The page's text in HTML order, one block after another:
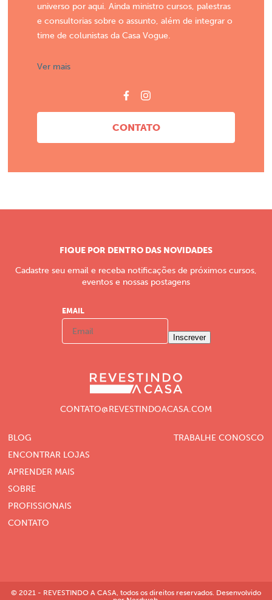
universo por aqui. Ainda ministro cursos, palestras
e consultorias sobre o assunto, além de integrar o
time de colunistas da Casa Vogue.
Ver mais
CONTATO
FIQUE POR DENTRO DAS NOVIDADES
Cadastre seu email e receba notificações de próximos cursos,
eventos e nossas postagens
EMAIL
Inscrever
CONTATO@REVESTINDOACASA.COM
BLOG
ENCONTRAR LOJAS
APRENDER MAIS
SOBRE
PROFISSIONAIS
CONTATO
TRABALHE CONOSCO
© 2021 - REVESTINDO A CASA, todos os direitos reservados. Desenvolvido